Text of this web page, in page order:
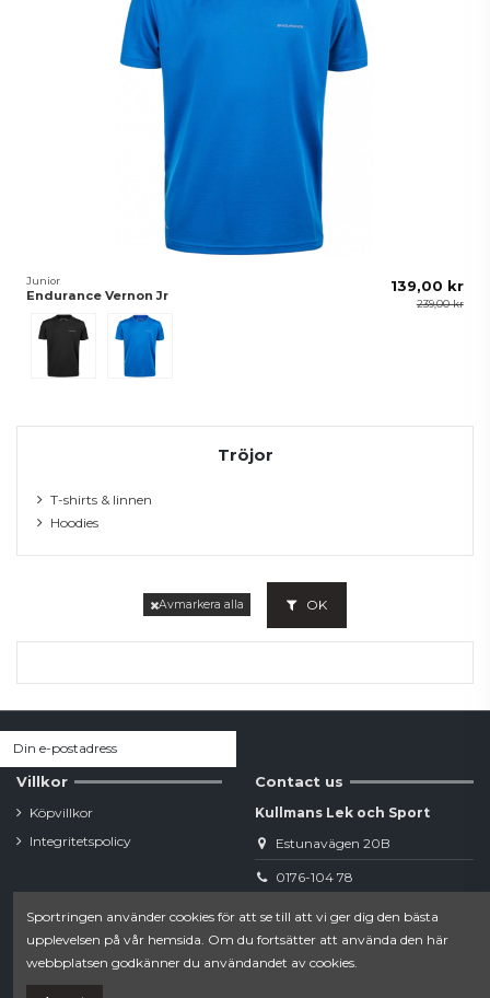
Junior
Endurance Vernon Jr
Svart Blå
139,00 kr
239,00 kr
Tröjor
T-shirts & linnen
Hoodies
Avmarkera alla OK
Villkor
Köpvillkor
Integritetspolicy
Contact us
Kullmans Lek och Sport
Estunavägen 20B
0176-104 78
webshop.norrtalje@sportringen.se
Din lokala sporthandel!
Sportringen använder cookies för att se till att vi ger dig den bästa
upplevelsen på vår hemsida. Om du fortsätter att använda den här
webbplatsen godkänner du användandet av cookies.